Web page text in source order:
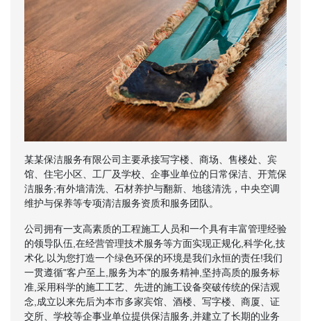
某某保洁服务有限公司主要承接写字楼、商场、售楼处、宾
馆、住宅小区、工厂及学校、企事业单位的日常保洁、开荒保
洁服务;有外墙清洗、石材养护与翻新、地毯清洗，中央空调
维护与保养等专项清洁服务资质和服务团队。
公司拥有一支高素质的工程施工人员和一个具有丰富管理经验
的领导队伍,在经营管理技术服务等方面实现正规化,科学化,技
术化.以为您打造一个绿色环保的环境是我们永恒的责任!我们
一贯遵循"客户至上,服务为本"的服务精神,坚持高质的服务标
准,采用科学的施工工艺、先进的施工设备突破传统的保洁观
念,成立以来先后为本市多家宾馆、酒楼、写字楼、商厦、证
交所、学校等企事业单位提供保洁服务,并建立了长期的业务